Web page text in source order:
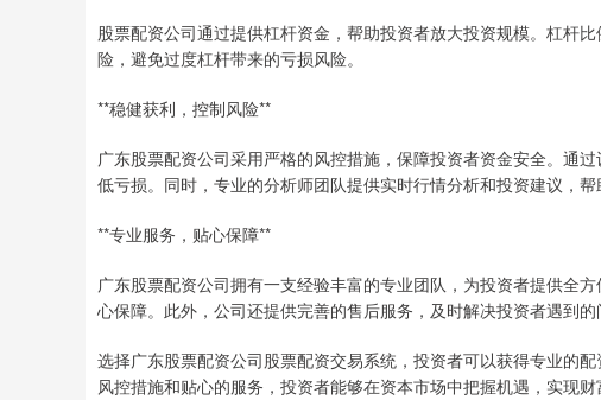
股票配资公司通过提供杠杆资金，帮助投资者放大投资规模。杠杆
险，避免过度杠杆带来的亏损风险。
**稳健获利，控制风险**
广东股票配资公司采用严格的风控措施，保障投资者资金安全。通
低亏损。同时，专业的分析师团队提供实时行情分析和投资建议，帮
**专业服务，贴心保障**
广东股票配资公司拥有一支经验丰富的专业团队，为投资者提供全
心保障。此外，公司还提供完善的售后服务，及时解决投资者遇到的
选择广东股票配资公司股票配资交易系统，投资者可以获得专业的
风控措施和贴心的服务，投资者能够在资本市场中把握机遇，实现财